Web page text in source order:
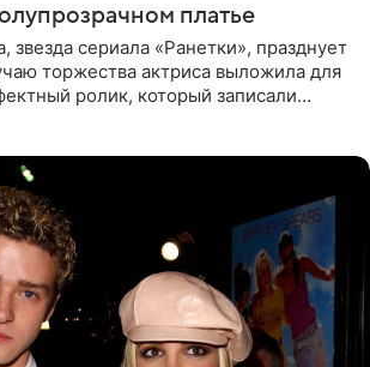
платье
звезда сериала «Ранетки», празднует
торжества актриса выложила для
ролик, который записали